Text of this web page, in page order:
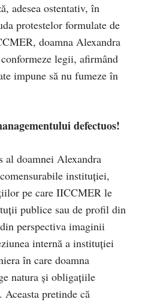
adesea ostentativ, în
protestelor formulate de
doamna Alexandra
legii, afirmând
impune să nu fumeze în
defectuos!
al doamnei Alexandra
instituției,
pe care IICCMER le
publice sau de profil din
perspectiva imaginii
internă a instituției
în care doamna
natura și obligațiile
pretinde că